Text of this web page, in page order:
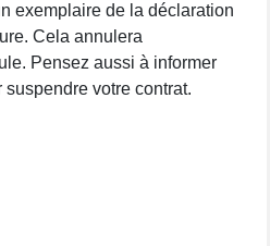
exemplaire de la déclaration
Cela annulera
Pensez aussi à informer
votre contrat.